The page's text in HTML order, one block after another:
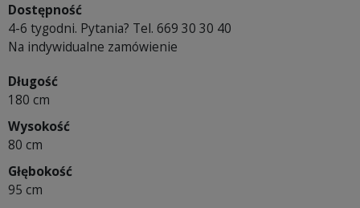
Dostępność
4-6 tygodni. Pytania? Tel. 669 30 30 40
Na indywidualne zamówienie
Długość
180 cm
Wysokość
80 cm
Głębokość
95 cm